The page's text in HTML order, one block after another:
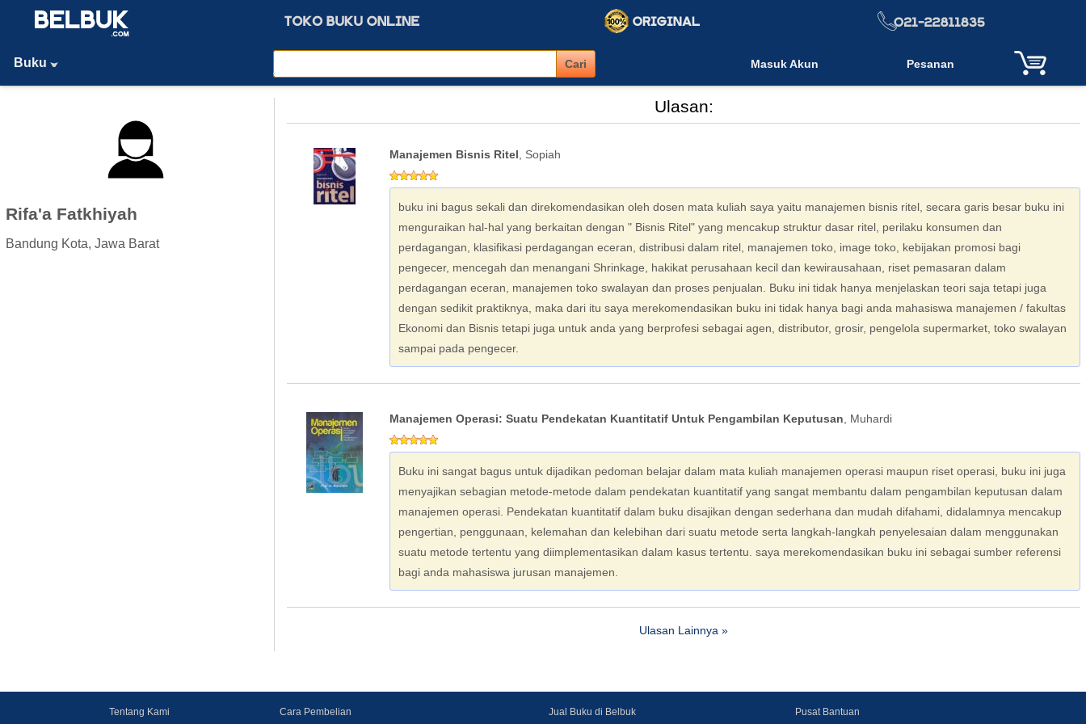
Buku Masuk Akun Pesanan
Rifa'a Fatkhiyah
Bandung Kota, Jawa Barat
Ulasan:
Manajemen Bisnis Ritel , Sopiah
buku ini bagus sekali dan direkomendasikan oleh dosen mata kuliah saya yaitu manajemen bisnis ritel, secara garis besar buku ini
menguraikan hal-hal yang berkaitan dengan " Bisnis Ritel" yang mencakup struktur dasar ritel, perilaku konsumen dan
perdagangan, klasifikasi perdagangan eceran, distribusi dalam ritel, manajemen toko, image toko, kebijakan promosi bagi
pengecer, mencegah dan menangani Shrinkage, hakikat perusahaan kecil dan kewirausahaan, riset pemasaran dalam
perdagangan eceran, manajemen toko swalayan dan proses penjualan. Buku ini tidak hanya menjelaskan teori saja tetapi juga
dengan sedikit praktiknya, maka dari itu saya merekomendasikan buku ini tidak hanya bagi anda mahasiswa manajemen / fakultas
Ekonomi dan Bisnis tetapi juga untuk anda yang berprofesi sebagai agen, distributor, grosir, pengelola supermarket, toko swalayan
sampai pada pengecer.
Manajemen Operasi: Suatu Pendekatan Kuantitatif Untuk Pengambilan Keputusan , Muhardi
Buku ini sangat bagus untuk dijadikan pedoman belajar dalam mata kuliah manajemen operasi maupun riset operasi, buku ini juga
menyajikan sebagian metode-metode dalam pendekatan kuantitatif yang sangat membantu dalam pengambilan keputusan dalam
manajemen operasi. Pendekatan kuantitatif dalam buku disajikan dengan sederhana dan mudah difahami, didalamnya mencakup
pengertian, penggunaan, kelemahan dan kelebihan dari suatu metode serta langkah-langkah penyelesaian dalam menggunakan
suatu metode tertentu yang diimplementasikan dalam kasus tertentu. saya merekomendasikan buku ini sebagai sumber referensi
bagi anda mahasiswa jurusan manajemen.
Ulasan Lainnya »
Tentang Kami Cara Pembelian Jual Buku di Belbuk Pusat Bantuan